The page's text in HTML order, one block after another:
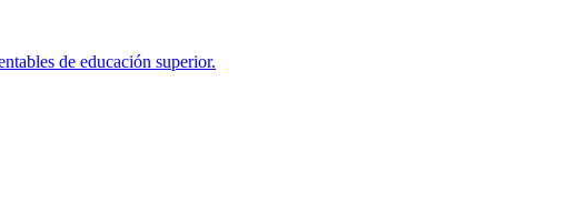
de educación superior.